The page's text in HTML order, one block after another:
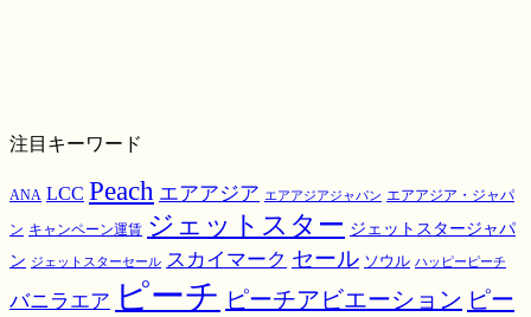
注目キーワード
ANA LCC Peach エアアジア エアアジアジャパン エアアジア・ジャパ
ン キャンペーン運賃 ジェットスター ジェットスタージャパ
ン ジェットスターセール スカイマーク セール ソウル ハッピーピーチ
バニラエア ピーチ ピーチアビエーション ピー